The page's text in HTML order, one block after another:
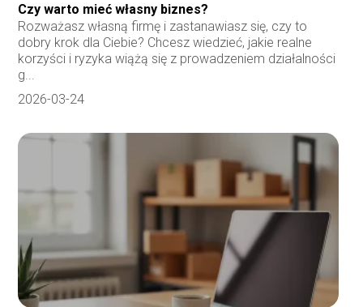
Czy warto mieć własny biznes?
Rozważasz własną firmę i zastanawiasz się, czy to
dobry krok dla Ciebie? Chcesz wiedzieć, jakie realne
korzyści i ryzyka wiążą się z prowadzeniem działalności
g...
2026-03-24